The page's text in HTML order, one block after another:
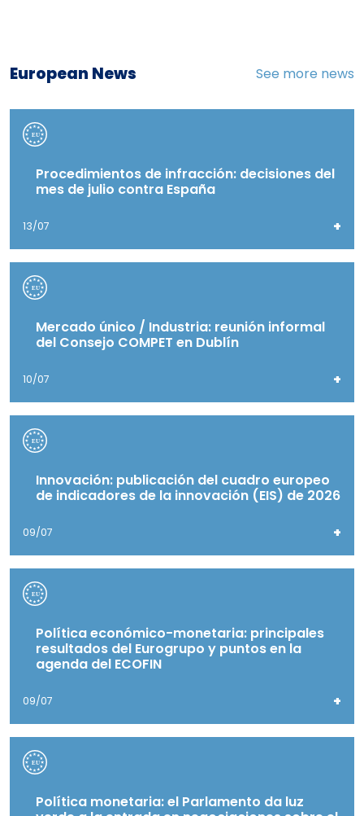
European News See more news
Procedimientos de infracción: decisiones del
mes de julio contra España
13/07 +
Mercado único / Industria: reunión informal
del Consejo COMPET en Dublín
10/07 +
Innovación: publicación del cuadro europeo
de indicadores de la innovación (EIS) de 2026
09/07 +
Política económico-monetaria: principales
resultados del Eurogrupo y puntos en la
agenda del ECOFIN
09/07 +
Política monetaria: el Parlamento da luz